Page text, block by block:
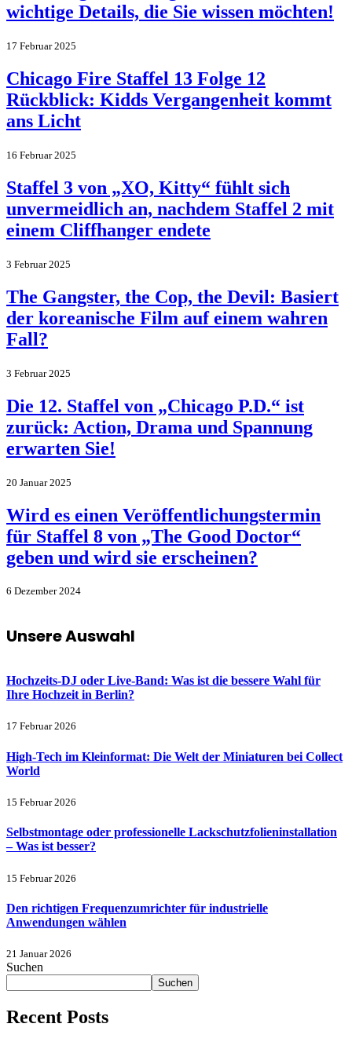
wichtige Details, die Sie wissen möchten!
17 Februar 2025
Chicago Fire Staffel 13 Folge 12
Rückblick: Kidds Vergangenheit kommt
ans Licht
16 Februar 2025
Staffel 3 von „XO, Kitty“ fühlt sich
unvermeidlich an, nachdem Staffel 2 mit
einem Cliffhanger endete
3 Februar 2025
The Gangster, the Cop, the Devil: Basiert
der koreanische Film auf einem wahren
Fall?
3 Februar 2025
Die 12. Staffel von „Chicago P.D.“ ist
zurück: Action, Drama und Spannung
erwarten Sie!
20 Januar 2025
Wird es einen Veröffentlichungstermin
für Staffel 8 von „The Good Doctor“
geben und wird sie erscheinen?
6 Dezember 2024
Unsere Auswahl
Hochzeits-DJ oder Live-Band: Was ist die bessere Wahl für
Ihre Hochzeit in Berlin?
17 Februar 2026
High-Tech im Kleinformat: Die Welt der Miniaturen bei Collect
World
15 Februar 2026
Selbstmontage oder professionelle Lackschutzfolieninstallation
– Was ist besser?
15 Februar 2026
Den richtigen Frequenzumrichter für industrielle
Anwendungen wählen
21 Januar 2026
Suchen
Suchen
Recent Posts